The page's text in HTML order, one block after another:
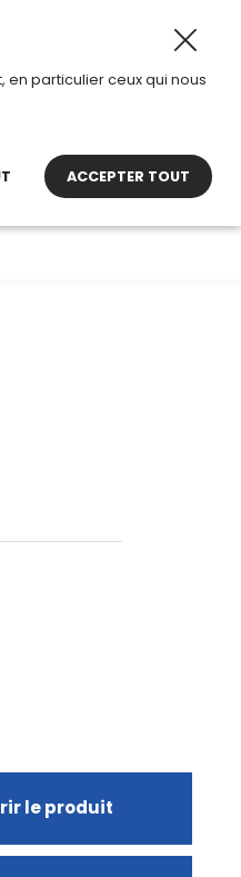
été. •Horaires
le produit
en particulier ceux qui nous
ACCEPTER TOUT